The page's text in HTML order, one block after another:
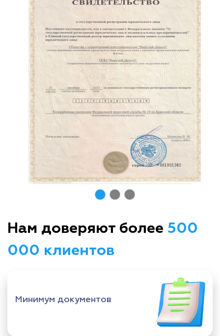
Нам доверяют более 500
000 клиентов
Минимум документов